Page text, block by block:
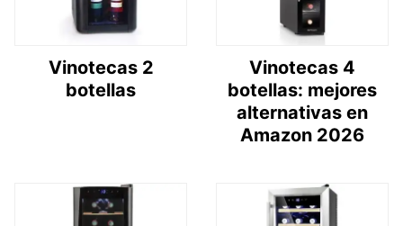
Vinotecas 2
botellas
Vinotecas 4
botellas: mejores
alternativas en
Amazon 2026